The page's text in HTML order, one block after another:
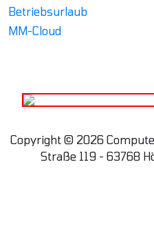
Betriebsurlaub
MM-Cloud
Copyright © 2026
Straße 119 - 63768